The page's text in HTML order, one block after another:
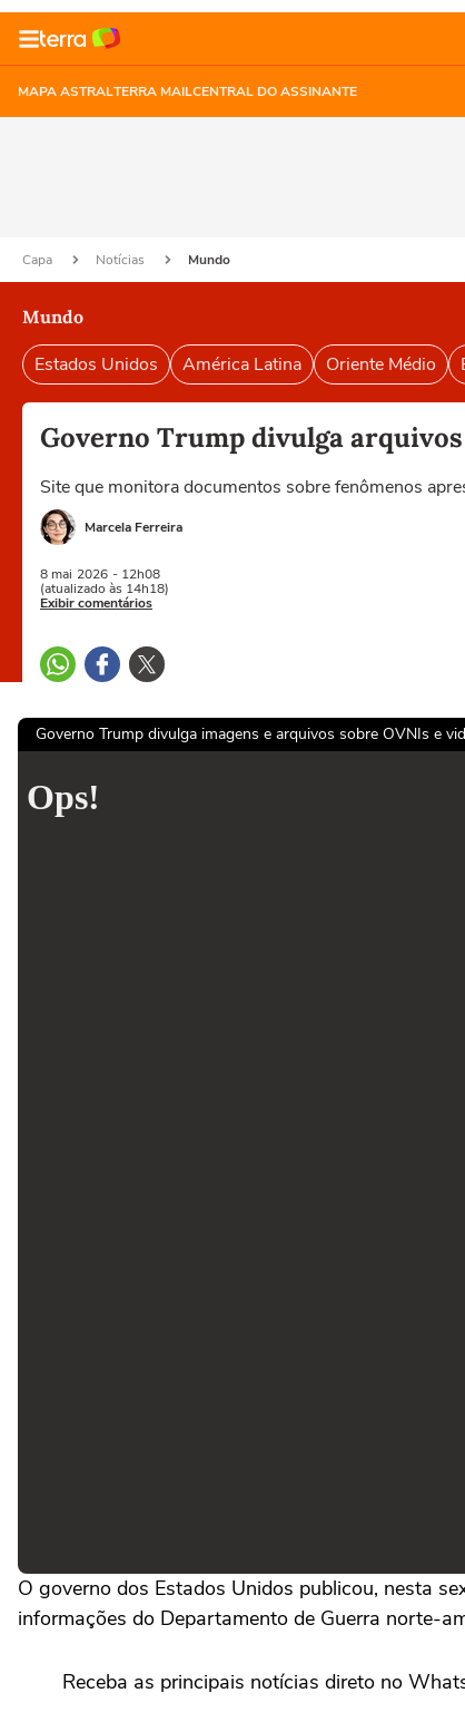
MAPA ASTRALTERRA MAILCENTRAL DO ASSINANTE
Capa Notícias Mundo
Mundo
Estados Unidos América Latina Oriente Médio
Governo Trump divulga
Site que monitora documentos sobre fenômenos
Marcela Ferreira
8 mai 2026 - 12h08
(atualizado às 14h18)
Exibir comentários
Governo Trump divulga imagens e arquivos sobre OVNIs e
O governo dos Estados Unidos publicou, nesta
informações do Departamento de Guerra norte-
Receba as principais notícias direto no